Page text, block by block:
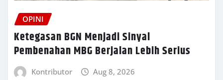
OPINI
Ketegasan BGN Menjadi Sinyal
Pembenahan MBG Berjalan Lebih Serius
Kontributor Aug 8, 2026